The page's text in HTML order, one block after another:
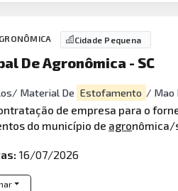
Cidade Pequena
De Agronômica - SC
Material De Estofamento / Mao
de empresa para o
do município de agronômica/
16/07/2026